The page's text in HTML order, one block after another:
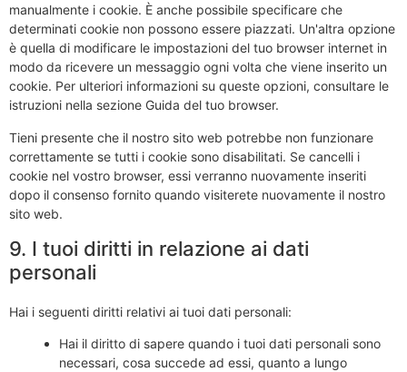
manualmente i cookie. È anche possibile specificare che
determinati cookie non possono essere piazzati. Un'altra opzione
è quella di modificare le impostazioni del tuo browser internet in
modo da ricevere un messaggio ogni volta che viene inserito un
cookie. Per ulteriori informazioni su queste opzioni, consultare le
istruzioni nella sezione Guida del tuo browser.
Tieni presente che il nostro sito web potrebbe non funzionare
correttamente se tutti i cookie sono disabilitati. Se cancelli i
cookie nel vostro browser, essi verranno nuovamente inseriti
dopo il consenso fornito quando visiterete nuovamente il nostro
sito web.
9. I tuoi diritti in relazione ai dati
personali
Hai i seguenti diritti relativi ai tuoi dati personali:
Hai il diritto di sapere quando i tuoi dati personali sono
necessari, cosa succede ad essi, quanto a lungo